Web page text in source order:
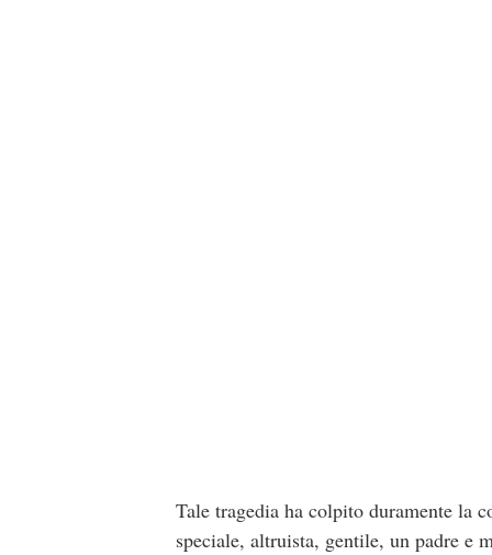
Tale tragedia ha colpito duramente la
speciale, altruista, gentile, un padre e